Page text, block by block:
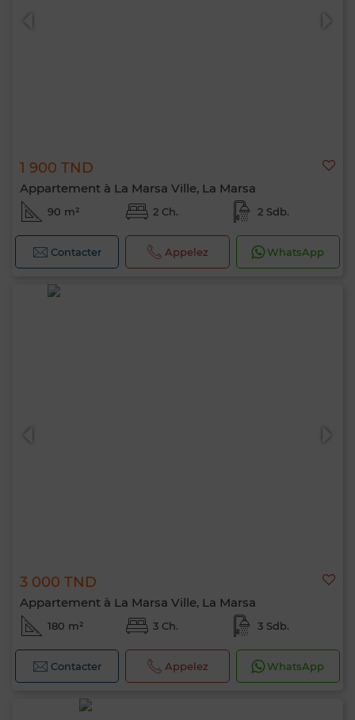
1 900 TND
Appartement à La Marsa Ville, La Marsa
90 m² 2 Ch. 2 Sdb.
Contacter Appelez WhatsApp
3 000 TND
Appartement à La Marsa Ville, La Marsa
180 m² 3 Ch. 3 Sdb.
Contacter Appelez WhatsApp